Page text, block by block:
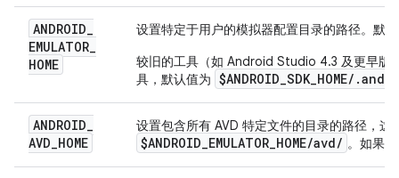
ANDROID_
EMULATOR_
HOME
设置特定于用户的模拟器配置目录的路径。默
较旧的工具（如 Android Studio 4.3 及更早版
具，默认值为 $ANDROID_SDK_HOME/
ANDROID_
AVD_HOME
设置包含所有 AVD 特定文件的目录的路径，
$ANDROID_EMULATOR_HOME/avd/ 。如果